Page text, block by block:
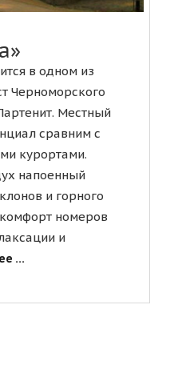
в одном из
Черноморского
Местный
сравним с
курортами.
напоенный
и горного
номеров
и
...